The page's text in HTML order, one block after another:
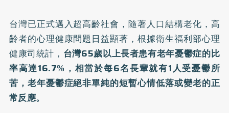
台灣已正式邁入超高齡社會，隨著人口結構老化，高
齡者的心理健康問題日益顯著，根據衛生福利部心理
健康司統計， 台灣65歲以上長者患有老年憂鬱症的比
率高達16.7%，相當於每6名長輩就有1人受憂鬱所
苦，老年憂鬱症絕非單純的短暫心情低落或變老的正
常反應。